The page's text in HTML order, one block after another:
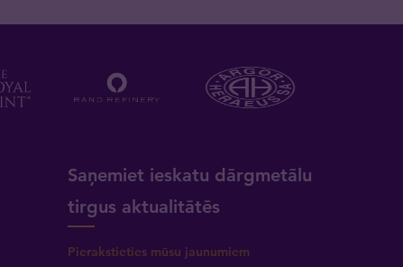
Saņemiet ieskatu dārgmetālu
tirgus aktualitātēs
Pierakstieties mūsu jaunumiem